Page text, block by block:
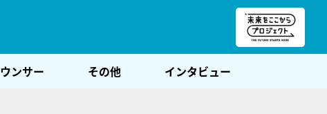
ンサー その他 インタビュー